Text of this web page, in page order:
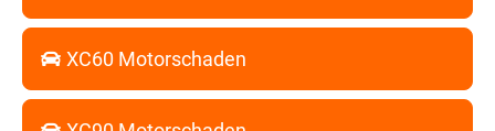
XC60 Motorschaden